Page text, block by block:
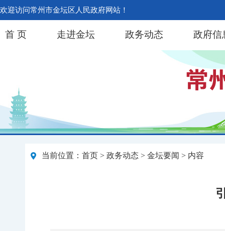
欢迎访问常州市金坛区人民政府网站！
首 页 走进金坛 政务动态 政府信
当前位置： 首页 > 政务动态 > 金坛要闻 > 内容